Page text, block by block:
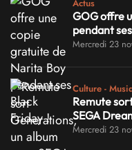
Actus
GOG offre
pendant
Mercredi 23
Culture -
Remute
SEGA
Mercredi 23